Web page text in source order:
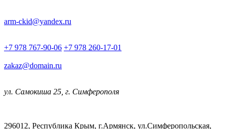
arm-ckid@yandex.ru
+7 978 767-90-06 +7 978 260-17-01
zakaz@domain.ru
ул. Самокиша 25, г. Симферополя
296012, Республика Крым, г.Армянск, ул.Симферопольская,